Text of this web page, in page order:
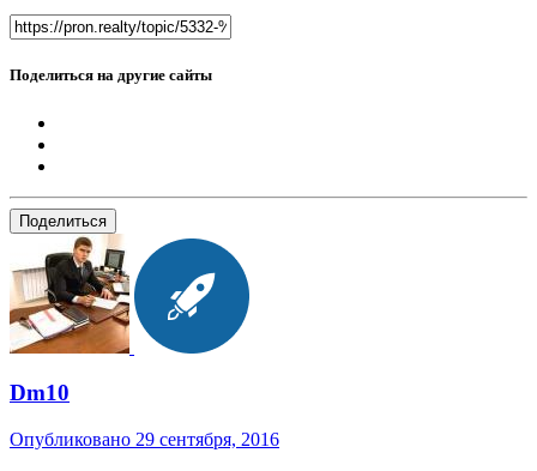
Поделиться на другие сайты
Поделиться
Dm10
Опубликовано 29 сентября, 2016